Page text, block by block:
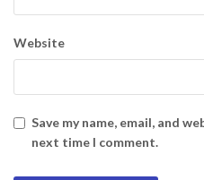
Website
Save my name, email, and
next time I comment.